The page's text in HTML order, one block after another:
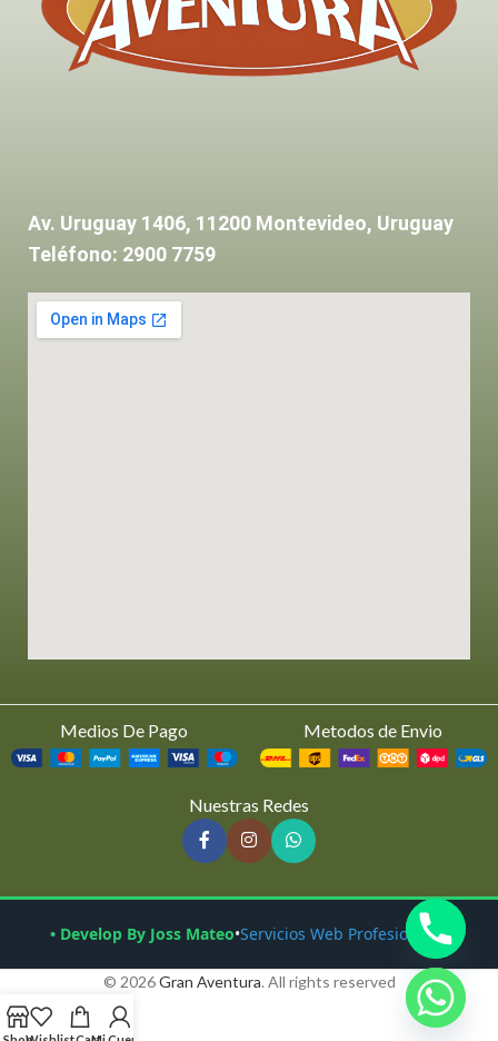
Av. Uruguay 1406, 11200 Montevideo, Uruguay
Teléfono: 2900 7759
Medios De Pago Metodos de Envio
Nuestras Redes
• Develop By Joss Mateo•Servicios Web Profesionales
© 2026Gran Aventura. All rights reserved